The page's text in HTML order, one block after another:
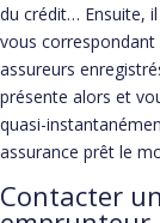
du crédit… Ensuite,
vous
assureurs
présente alors et
quasi-
assurance prêt le
Contacter